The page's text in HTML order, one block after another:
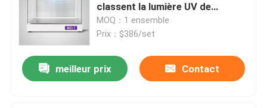
classent la lumière UV de
circulation de l'air 100 laminaire
MOQ：1 ensemble
Prix：$386/set
meilleur prix Contact